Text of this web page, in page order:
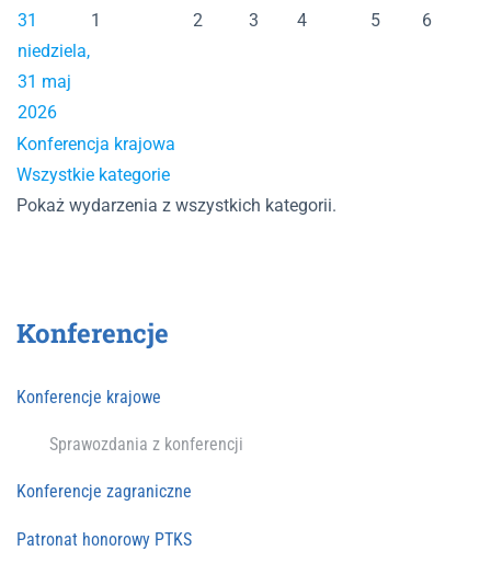
31
niedziela,
31 maj
2026
1 2 3 4 5 6
Konferencja krajowa
Wszystkie kategorie
Pokaż wydarzenia z wszystkich kategorii.
Konferencje
Konferencje krajowe
Sprawozdania z konferencji
Konferencje zagraniczne
Patronat honorowy PTKS